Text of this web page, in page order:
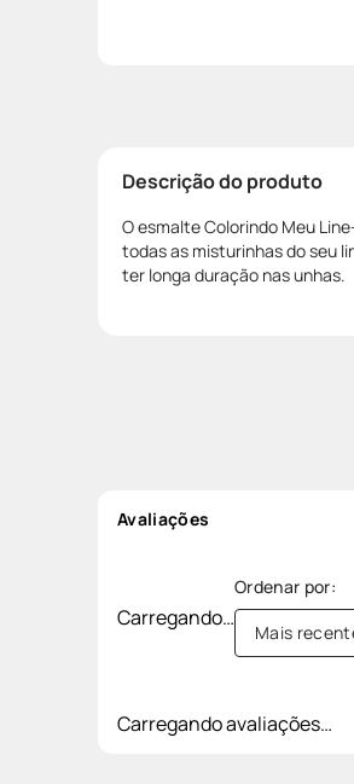
Descrição do produto
O esmalte Colorindo Meu
todas as misturinhas do seu
ter longa duração nas unhas.
Avaliações
Carregando…
Mais
Carregando avaliações…